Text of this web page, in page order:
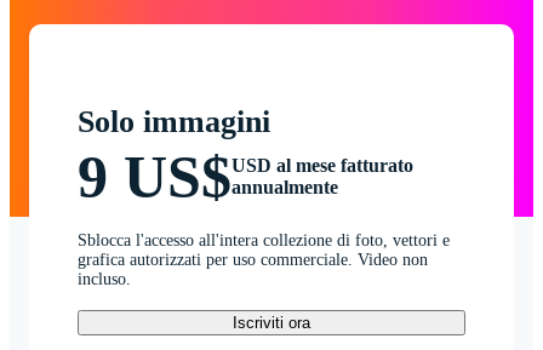
Solo immagini
9 US$USD al mese fatturato
annualmente
Sblocca l'accesso all'intera collezione di foto, vettori e
grafica autorizzati per uso commerciale. Video non
incluso.
Iscriviti ora